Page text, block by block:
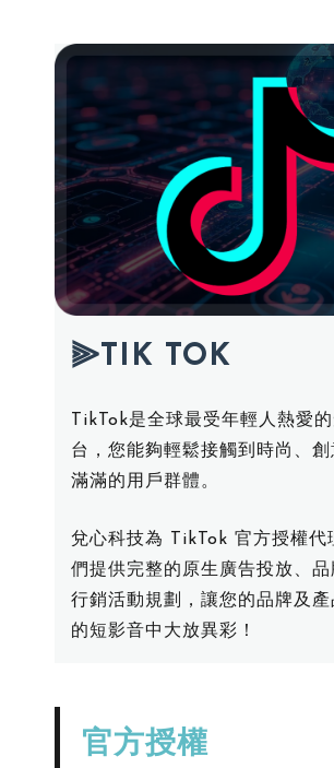
⫸TIK TOK
TikTok是全球最受年輕人熱愛
台，您能夠輕鬆接觸到時尚、創
滿滿的用戶群體。
兌心科技為 TikTok 官方授權代
們提供完整的原生廣告投放、
行銷活動規劃，讓您的品牌及產
的短影音中大放異彩！
官方授權